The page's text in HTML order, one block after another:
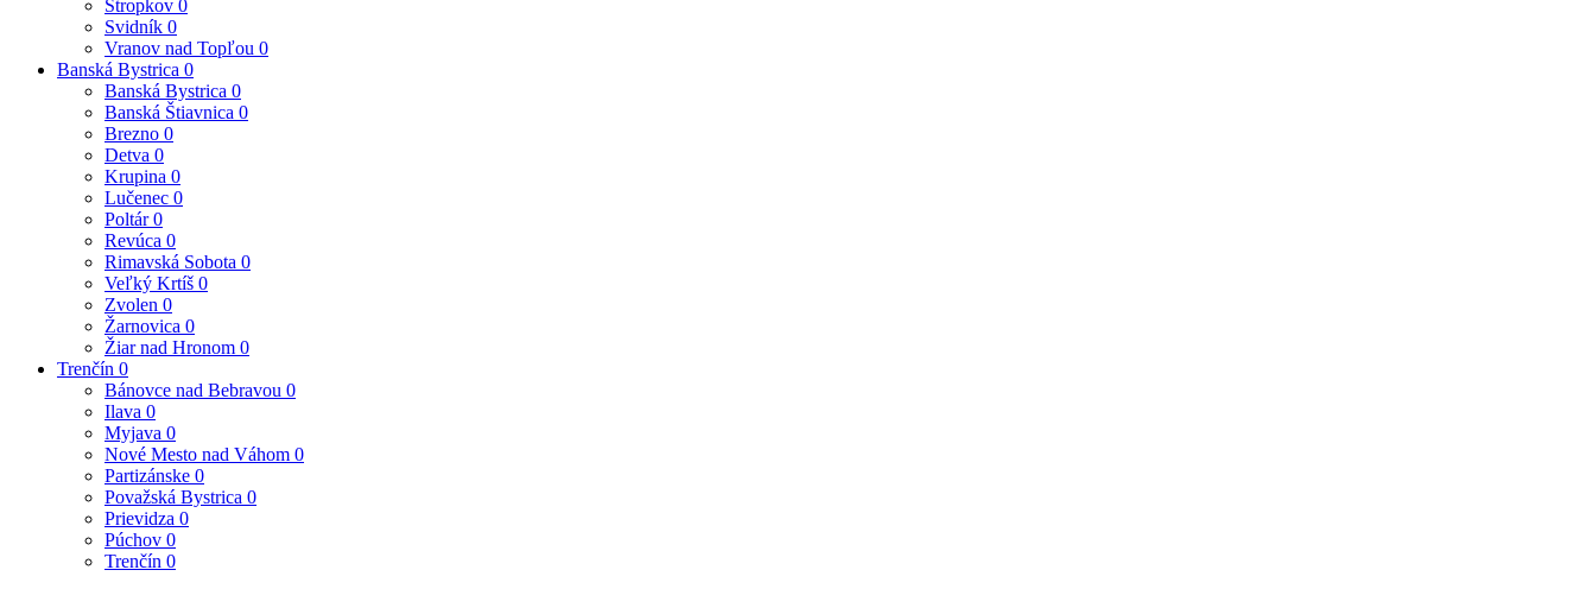
Stropkov 0
Svidník 0
Vranov nad Topľou 0
Banská Bystrica 0
Banská Bystrica 0
Banská Štiavnica 0
Brezno 0
Detva 0
Krupina 0
Lučenec 0
Poltár0
Revúca 0
Rimavská Sobota 0
Veľký Krtíš 0
Zvolen 0
Žarnovica 0
Žiar nad Hronom 0
Trenčín 0
Bánovce nad Bebravou 0
Ilava 0
Myjava 0
Nové Mesto nad Váhom 0
Partizánske 0
Považská Bystrica 0
Prievidza 0
Púchov 0
Trenčín 0